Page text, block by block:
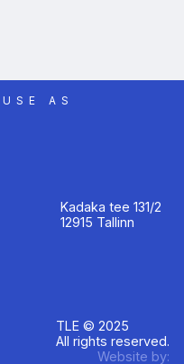
AS
Kadaka tee 131/2
12915 Tallinn
TLE © 2025
All rights reserved.
Website by: